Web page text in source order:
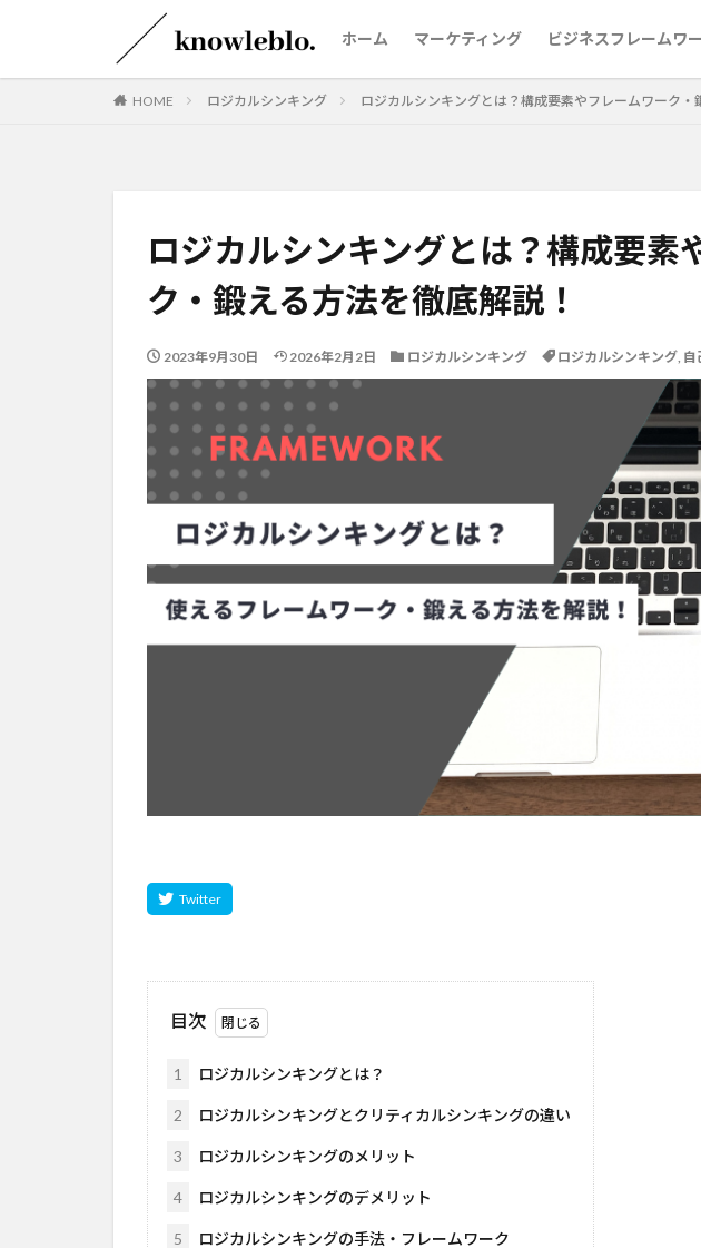
ホーム マーケティング ビジネスフレームワ
HOME ロジカルシンキング ロジカルシンキングとは？構成要素やフレームワーク・
ロジカルシンキングとは？構成要素
ク・鍛える方法を徹底解説！
2023年9月30日 2026年2月2日 ロジカルシンキング ロジカルシンキング, 自
目次
1 ロジカルシンキングとは？
2 ロジカルシンキングとクリティカルシンキングの違い
3 ロジカルシンキングのメリット
4 ロジカルシンキングのデメリット
5 ロジカルシンキングの手法・フレームワーク